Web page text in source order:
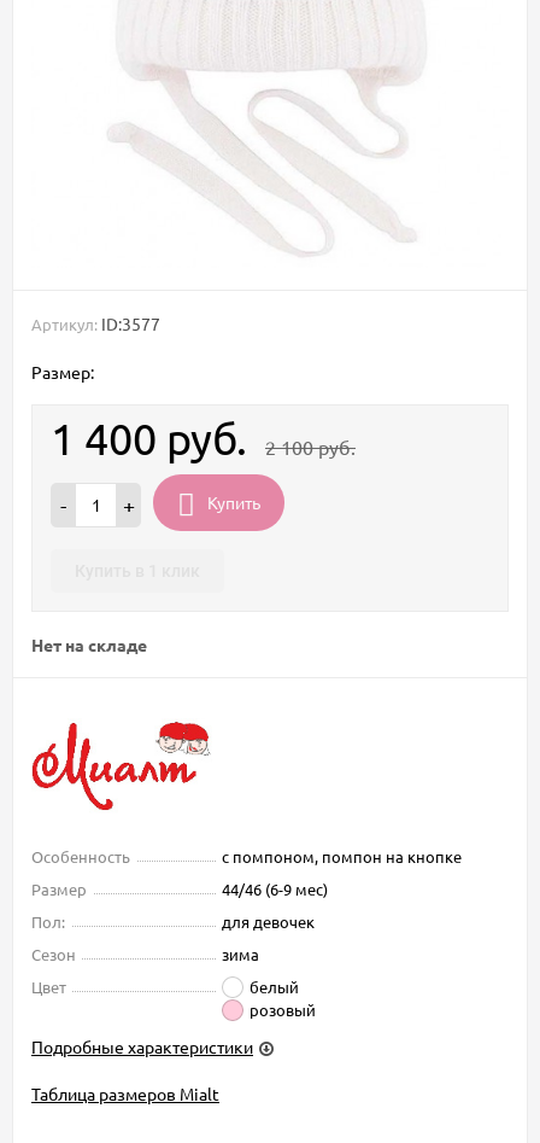
Артикул: ID:3577
Размер:
1 400 руб. 2 100руб.
- + Купить
Нет на складе
Особенность
с помпоном, помпон на кнопке
Размер
44/46 (6-9 мес)
Пол:
для девочек
Сезон
зима
Цвет
белый
розовый
Подробные характеристики
Таблица размеров Mialt